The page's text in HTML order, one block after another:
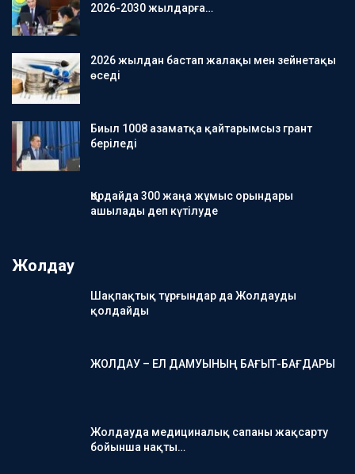
2026-2030 жылдарға…
2026 жылдан бастап жалақы мен зейнетақы
өседі
Биыл 1008 азаматқа қайтарымсыз грант
беріледі
Қордайда 300 жаңа жұмыс орындары
ашылады деп күтілуде
Жолдау
Шақпақтық тұрғындар да Жолдауды
қолдайды
ЖОЛДАУ – ЕЛ ДАМУЫНЫҢ БАҒЫТ-БАҒДАРЫ
Жолдауда медициналық сапаны жақсарту
бойынша нақты…